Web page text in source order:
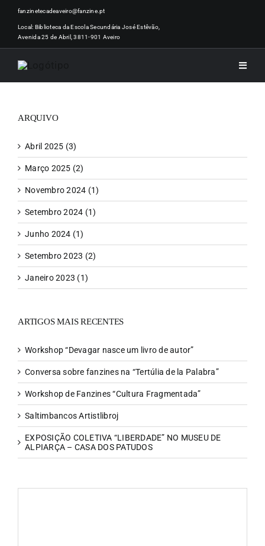
Skip
content
fanzinetecadeaveiro@fanzine.pt
Local: Biblioteca da Escola Secundária José Estêvão,
Avenida 25 de Abril, 3811-901 Aveiro
Toggle
ARQUIVO
Abril 2025 (3)
Março 2025 (2)
Novembro 2024 (1)
Setembro 2024 (1)
Junho 2024 (1)
Setembro 2023 (2)
Janeiro 2023 (1)
ARTIGOS MAIS RECENTES
Workshop “Devagar nasce um livro de autor”
Conversa sobre fanzines na “Tertúlia de la Palabra”
Workshop de Fanzines “Cultura Fragmentada”
Saltimbancos Artistlibroj
EXPOSIÇÃO COLETIVA “LIBERDADE” NO MUSEU DE
ALPIARÇA – CASA DOS PATUDOS